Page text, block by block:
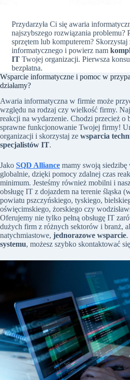
Przydarzyła Ci się awaria
najszybszego rozwiązania problemu?
sprzętem lub komputerem?
informatycznego i powierz nam
IT Twojej organizacji. Pierwsza
bezpłatna.
Wsparcie informatyczne i pomoc w
działamy?
Awaria informatyczna w firmie może
względu na rodzaj czy wielkość firmy.
reakcji na wydarzenie. Chodzi przecież o
sprawne funkcjonowanie Twojej firmy!
organizacji i skorzystaj ze wsparcia
specjalistów IT.
Jako SQD Alliance mamy swoją siedzibę
globalnie, dzięki pomocy zdalnej czas
minimum. Jesteśmy również mobilni i
obsługę IT z dojazdem na terenie śląska
powiatu pszczyńskiego, tyskiego,
oświęcimskiego, żorskiego czy
Oferujemy nie tylko pełną obsługę IT
dużych firm z różnych sektorów i branż,
natychmiastowe, jednorazowe wsparcie.
systemu, możesz szybko skontaktować